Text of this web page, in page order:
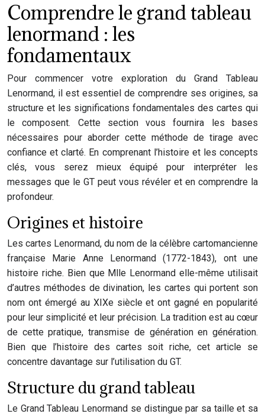
Comprendre le grand tableau
lenormand : les
fondamentaux
Pour commencer votre exploration du Grand Tableau
Lenormand, il est essentiel de comprendre ses origines, sa
structure et les significations fondamentales des cartes qui
le composent. Cette section vous fournira les bases
nécessaires pour aborder cette méthode de tirage avec
confiance et clarté. En comprenant l’histoire et les concepts
clés, vous serez mieux équipé pour interpréter les
messages que le GT peut vous révéler et en comprendre la
profondeur.
Origines et histoire
Les cartes Lenormand, du nom de la célèbre cartomancienne
française Marie Anne Lenormand (1772-1843), ont une
histoire riche. Bien que Mlle Lenormand elle-même utilisait
d’autres méthodes de divination, les cartes qui portent son
nom ont émergé au XIXe siècle et ont gagné en popularité
pour leur simplicité et leur précision. La tradition est au cœur
de cette pratique, transmise de génération en génération.
Bien que l’histoire des cartes soit riche, cet article se
concentre davantage sur l’utilisation du GT.
Structure du grand tableau
Le Grand Tableau Lenormand se distingue par sa taille et sa